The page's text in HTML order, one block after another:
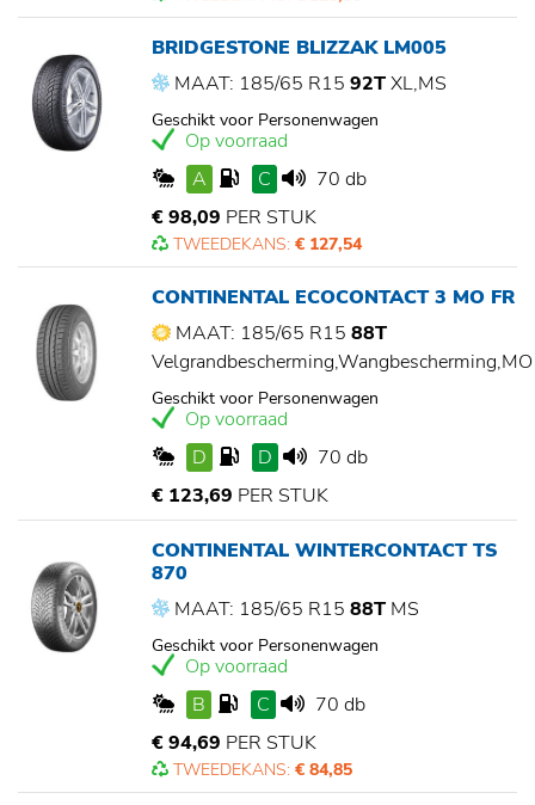
BRIDGESTONE BLIZZAK LM005
MAAT: 185/65 R15 92TXL,MS
Geschikt voor Personenwagen
Op voorraad
A
C
70 db
€ 98,09 PER STUK
TWEEDEKANS: € 127,54
CONTINENTAL ECOCONTACT 3 MO FR
MAAT: 185/65 R15 88T
Velgrandbescherming,Wangbescherming,MO
Geschikt voor Personenwagen
Op voorraad
D
D
70 db
€ 123,69 PER STUK
CONTINENTAL WINTERCONTACT TS
870
MAAT: 185/65 R15 88T MS
Geschikt voor Personenwagen
Op voorraad
B
C
70 db
€ 94,69 PER STUK
TWEEDEKANS: € 84,85